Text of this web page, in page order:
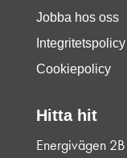
Jobba hos oss
Integritetspolicy
Cookiepolicy
Hitta hit
Energivägen 2B